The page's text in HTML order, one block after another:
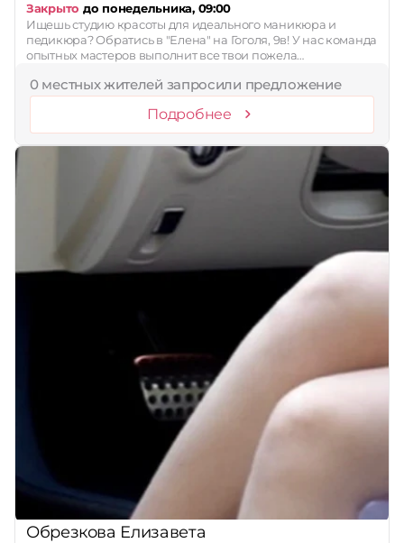
Закрыто до понедельника, 09:00
Ищешь студию красоты для идеального маникюра и
педикюра? Обратись в "Елена" на Гоголя, 9в! У нас команда
опытных мастеров выполнит все твои пожела…
0 местных жителей запросили предложение
Подробнее
Обрезкова Елизавета